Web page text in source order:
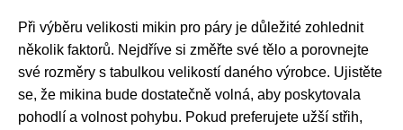
Při výběru velikosti mikin pro páry je důležité zohlednit
několik faktorů. Nejdříve si změřte své tělo a porovnejte
své rozměry s tabulkou velikostí daného výrobce. Ujistěte
se, že mikina bude dostatečně volná, aby poskytovala
pohodlí a volnost pohybu. Pokud preferujete užší střih,